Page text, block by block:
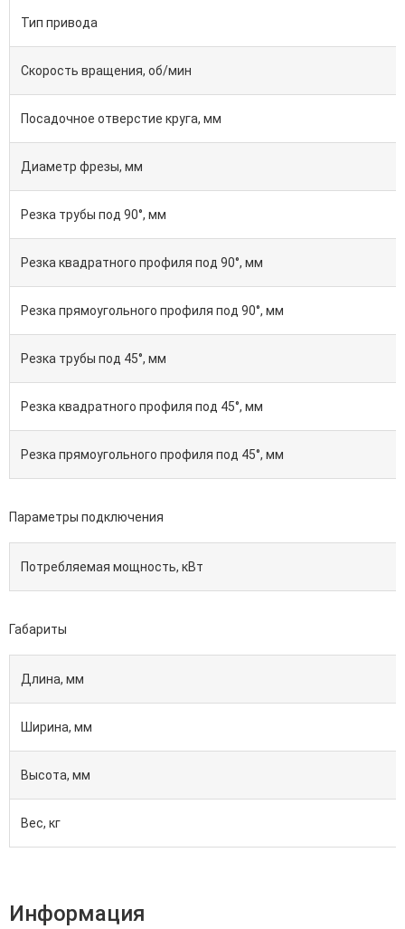
Тип привода
Скорость вращения, об/мин
Посадочное отверстие круга, мм
Диаметр фрезы, мм
Резка трубы под 90°, мм
Резка квадратного профиля под 90°, мм
Резка прямоугольного профиля под 90°, мм
Резка трубы под 45°, мм
Резка квадратного профиля под 45°, мм
Резка прямоугольного профиля под 45°, мм
Параметры подключения
Потребляемая мощность, кВт
Габариты
Длина, мм
Ширина, мм
Высота, мм
Вес, кг
Информация